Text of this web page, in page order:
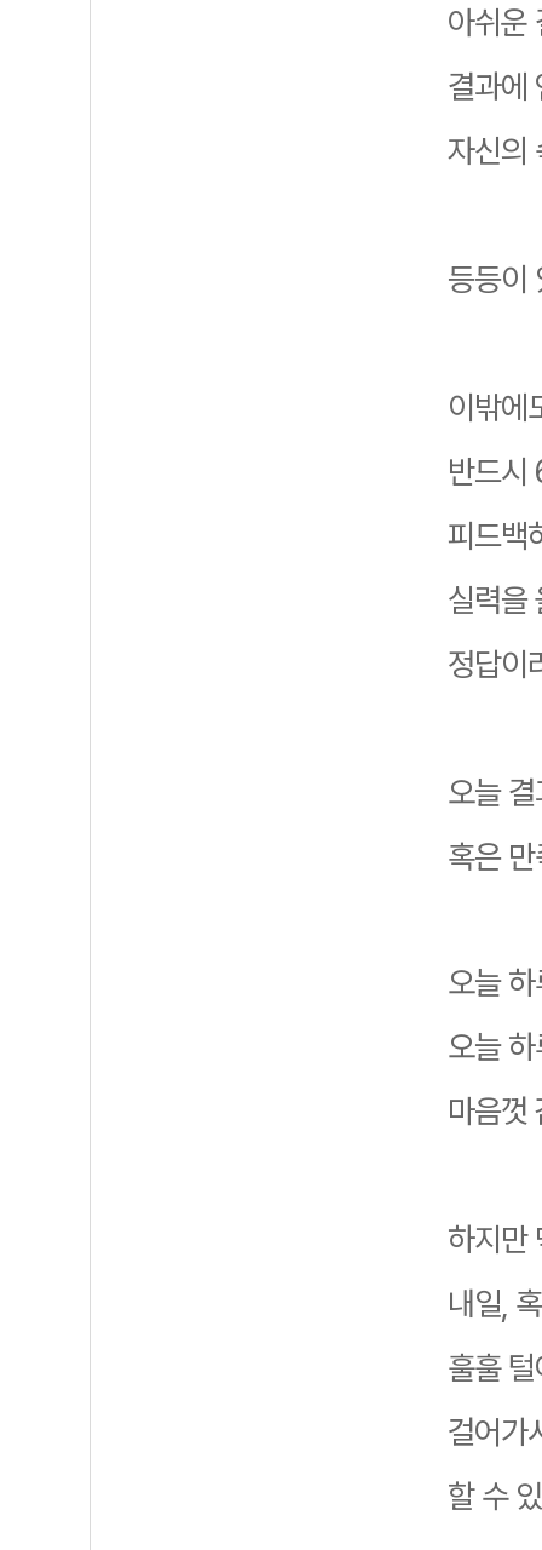
아쉬운
결과에
자신의
등등이
이밖에
반드시
피드백
실력을
정답이
오늘
혹은
오늘
오늘
마음껏
하지만
내일,
훌훌
걸어가
할 수